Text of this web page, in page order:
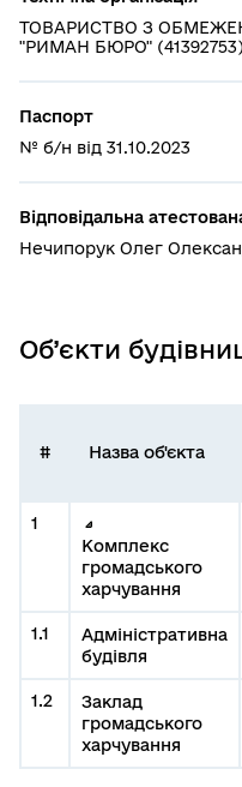
ТОВАРИСТВО З
"РИМАН БЮРО"
Паспорт
№ б/н від 31.10.2023
Відповідальна
Нечипорук Олег
Об’єкти
# Назва об'єкта
1
Комплекс
громадського
харчування
1.1
Адміністративна
будівля
1.2
Заклад
громадського
харчування